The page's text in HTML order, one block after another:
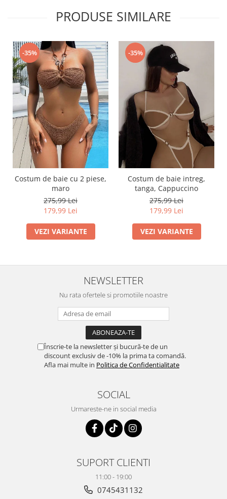
PRODUSE SIMILARE
-35%
Costum de baie cu 2 piese,
maro
275,99 Lei
179,99 Lei
VEZI VARIANTE
-35%
Costum de baie intreg,
tanga, Cappuccino
275,99 Lei
179,99 Lei
VEZI VARIANTE
NEWSLETTER
Nu rata ofertele si promotiile noastre
Înscrie-te la newsletter și bucură-te de un
discount exclusiv de -10% la prima ta comandă.
Afla mai multe in Politica de Confidentialitate
SOCIAL
Urmareste-ne in social media
SUPORT CLIENTI
11:00 - 19:00
0745431132